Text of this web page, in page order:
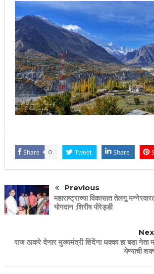
Share 0 Tweet Share
Previous
महाराष्ट्राच्या विकासात तेलगू
योगदान ;शिरीष पोरेड्डी
राज ठाकरे देणार मुख्यमंत्री शिंदेंना धक्का हा बडा नेता
येण्याची